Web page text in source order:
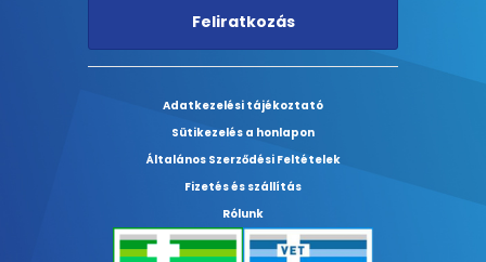
Feliratkozás
Adatkezelési tájékoztató
Sütikezelés a honlapon
Általános Szerződési Feltételek
Fizetés és szállítás
Rólunk